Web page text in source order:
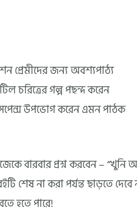
প্রেমীদের জন্য অবশ্যপাঠ্য
চরিত্রের গল্প পছন্দ করেন
উপভোগ করেন এমন পাঠক
বারবার প্রশ্ন করবেন – “খুনি
শেষ না করা পর্যন্ত ছাড়তে দেবে
হতে পারে!